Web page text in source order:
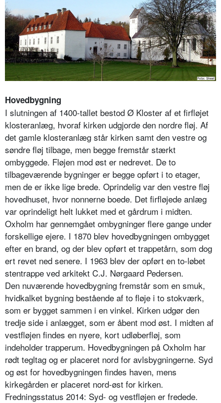
Hovedbygning
I slutningen af 1400-tallet bestod Ø Kloster af et firfløjet
klosteranlæg, hvoraf kirken udgjorde den nordre fløj. Af
det gamle klosteranlæg står kirken samt den vestre og
søndre fløj tilbage, men begge fremstår stærkt
ombyggede. Fløjen mod øst er nedrevet. De to
tilbageværende bygninger er begge opført i to etager,
men de er ikke lige brede. Oprindelig var den vestre fløj
hovedhuset, hvor nonnerne boede. Det firfløjede anlæg
var oprindeligt helt lukket med et gårdrum i midten.
Oxholm har gennemgået ombygninger flere gange under
forskellige ejere. I 1870 blev hovedbygningen ombygget
efter en brand, og der blev opført et trappetårn, som dog
ert revet ned senere. I 1963 blev der opført en to-løbet
stentrappe ved arkitekt C.J. Nørgaard Pedersen.
Den nuværende hovedbygning fremstår som en smuk,
hvidkalket bygning bestående af to fløje i to stokværk,
som er bygget sammen i en vinkel. Kirken udgør den
tredje side i anlægget, som er åbent mod øst. I midten af
vestfløjen findes en nyere, kort udløberfløj, som
indeholder trapperum. Hovedbygningen på Oxholm har
rødt tegltag og er placeret nord for avlsbygningerne. Syd
og øst for hovedbygningen findes haven, mens
kirkegården er placeret nord-øst for kirken.
Fredningsstatus 2014: Syd- og vestfløjen er fredede.